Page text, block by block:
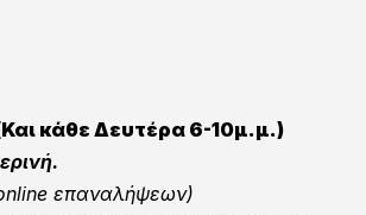
κάθε Δευτέρα 6-10μ.μ.)
επαναλήψεων)